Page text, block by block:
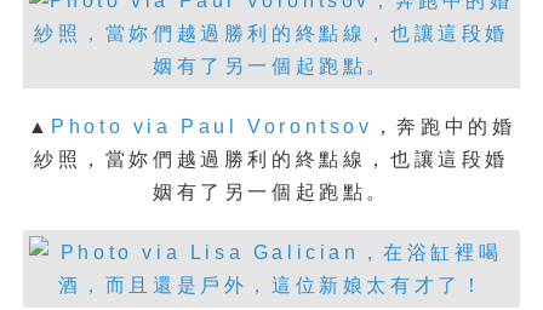
▲ Photo via Paul Vorontsov ，奔跑中的婚
紗照，當妳們越過勝利的終點線，也讓這段婚
姻有了另一個起跑點。